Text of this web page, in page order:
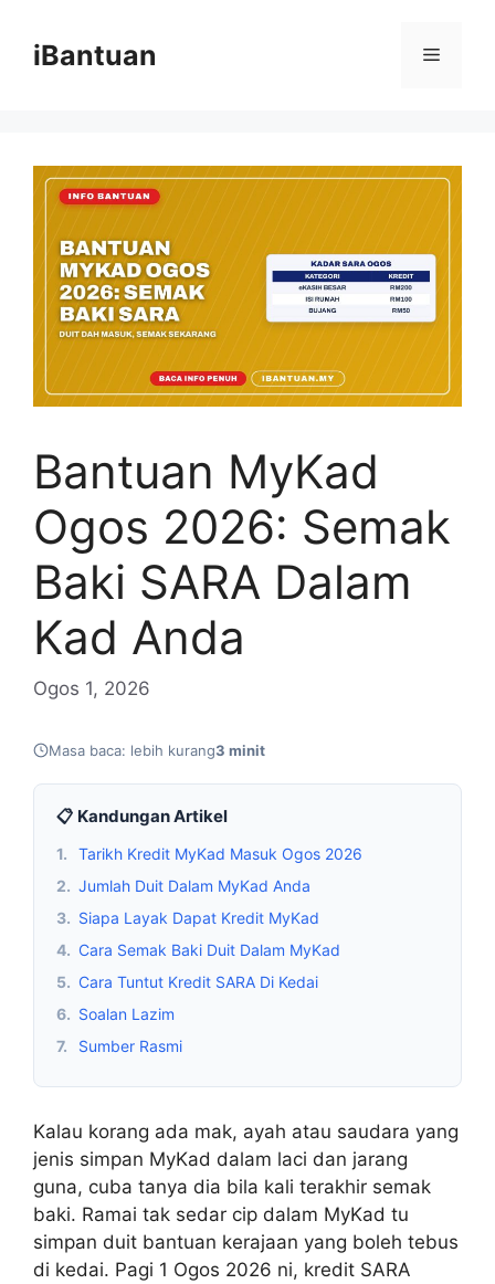
contentiBantuan Menu
Bantuan MyKad
Ogos 2026: Semak
Baki SARA Dalam
Kad Anda
Ogos 1, 2026
Masa baca: lebih kurang3 minit
📋 Kandungan Artikel
1.
Tarikh Kredit MyKad Masuk Ogos 2026
2. Jumlah Duit Dalam MyKad Anda
3. Siapa Layak Dapat Kredit MyKad
4. Cara Semak Baki Duit Dalam MyKad
5. Cara Tuntut Kredit SARA Di Kedai
6. Soalan Lazim
7.
Sumber Rasmi
Kalau korang ada mak, ayah atau saudara yang
jenis simpan MyKad dalam laci dan jarang
guna, cuba tanya dia bila kali terakhir semak
baki. Ramai tak sedar cip dalam MyKad tu
simpan duit bantuan kerajaan yang boleh tebus
di kedai. Pagi 1 Ogos 2026 ni, kredit SARA